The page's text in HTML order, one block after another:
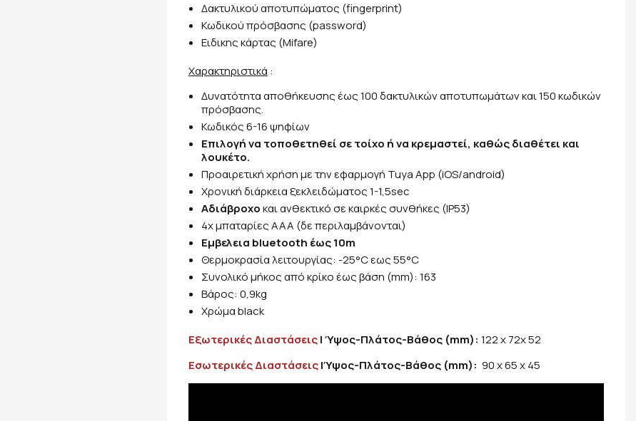
Δακτυλικού αποτυπώματος (fingerprint)
Κωδικού πρόσβασης (password)
Ειδικης κάρτας (Mifare)
Χαρακτηριστικά :
Δυνατότητα αποθήκευσης έως 100 δακτυλικών αποτυπωμάτων και 150 κωδικών
πρόσβασης.
Κωδικός 6-16 ψηφίων
Επιλογή να τοποθετηθεί σε τοίχο ή να κρεμαστεί, καθώς διαθέτει και
λουκέτο.
Προαιρετική χρήση με την εφαρμογή Tuya App (iOS/android)
Χρονική διάρκεια ξεκλειδώματος 1-1,5sec
Αδιάβροχοκαι ανθεκτικό σε καιρκές συνθήκες (IP53)
4x μπαταρίες ΑΑΑ (δε περιλαμβάνονται)
Εμβελεια bluetooth έως 10m
Θερμοκρασία λειτουργίας: -25°C εως 55°C
Συνολικό μήκος από κρίκο έως βάση (mm): 163
Βάρος: 0,9kg
Χρώμα black
Εξωτερικές Διαστάσεις| Ύψος-Πλάτος-Βάθος (mm): 122 x 72x 52
Εσωτερικές Διαστάσεις|Ύψος-Πλάτος-Βάθος (mm): 90 x 65 x 45